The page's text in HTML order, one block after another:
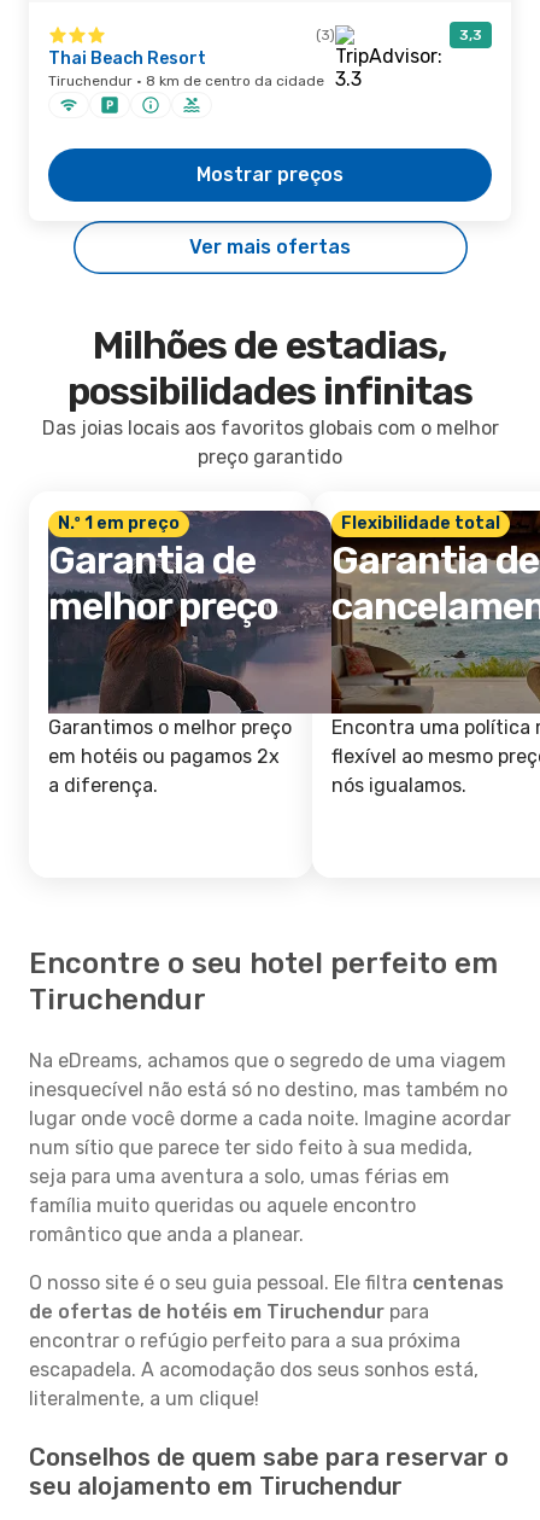
(3) 3,3
Thai Beach Resort
Tiruchendur · 8 km de centro da cidade
Mostrar preços
Ver mais ofertas
Milhões de estadias,
possibilidades infinitas
Das joias locais aos favoritos globais com o melhor
preço garantido
N.º 1 em preço
Garantia de
melhor preço
Garantimos o melhor preço
em hotéis ou pagamos 2x
a diferença.
Flexibilidade total
Garantia de
Encontra uma política
flexível ao mesmo
nós igualamos.
Encontre o seu hotel perfeito em
Tiruchendur
Na eDreams, achamos que o segredo de uma viagem
inesquecível não está só no destino, mas também no
lugar onde você dorme a cada noite. Imagine acordar
num sítio que parece ter sido feito à sua medida,
seja para uma aventura a solo, umas férias em
família muito queridas ou aquele encontro
romântico que anda a planear.
O nosso site é o seu guia pessoal. Ele filtra centenas
de ofertas de hotéis em Tiruchendur para
encontrar o refúgio perfeito para a sua próxima
escapadela. A acomodação dos seus sonhos está,
literalmente, a um clique!
Conselhos de quem sabe para reservar o
seu alojamento em Tiruchendur